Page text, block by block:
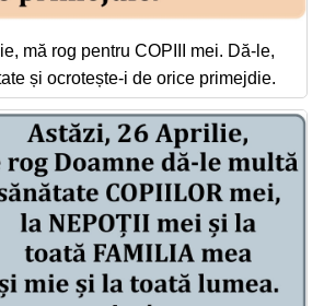
mă rog pentru COPIII mei. Dă-le,
și ocrotește-i de orice primejdie.